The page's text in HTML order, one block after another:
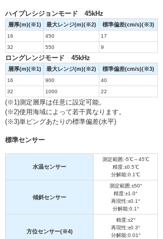
ハイプレシジョンモード 45kHz
層厚(m)(※1) 最大レンジ(m)(※2) 標準偏差(cm/s)(※3)
16 450
17
32
550 9
ロングレンジモード 45kHz
層厚(m)(※1) 最大レンジ(m)(※2) 標準偏差(cm/s)(※3)
16 900
40
32
1000 22
(※1)測定層厚は任意に設定可能。
(※2)使用海域によって若干異なります。
(※3)単ピングあたりの標準偏差(水平)
標準センサー
水温センサー
測定範囲:-5℃～45℃
精度:±0.5℃
分解能:0.1℃
傾斜センサー
測定範囲:±50°
精度:±1.0°
再現性:±0.1°
分解能:0.1°
方位センサー(※4)
精度:±2°
再現性:±0.3°
分解能:0.01°